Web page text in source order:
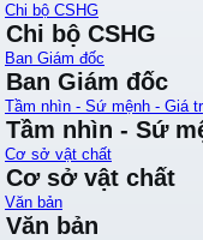
Chi bộ CSHG
Chi bộ CSHG
Ban Giám đốc
Ban Giám đốc
Tầm nhìn - Sứ mệnh - Giá
Tầm nhìn - Sứ
Cơ sở vật chất
Cơ sở vật chất
Văn bản
Văn bản